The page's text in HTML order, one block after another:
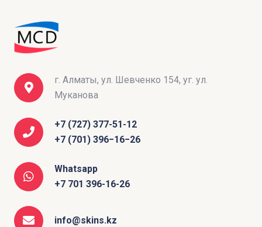
г. Алматы, ул. Шевченко 154, уг. ул.
Муканова
+7 (727) 377-51-12
+7 (701) 396−16−26
Whatsapp
+7 701 396-16-26
info@skins.kz